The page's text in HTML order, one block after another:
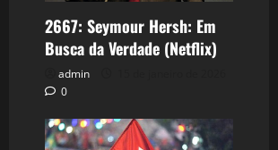
2667: Seymour Hersh: Em
Busca da Verdade (Netflix)
admin
0